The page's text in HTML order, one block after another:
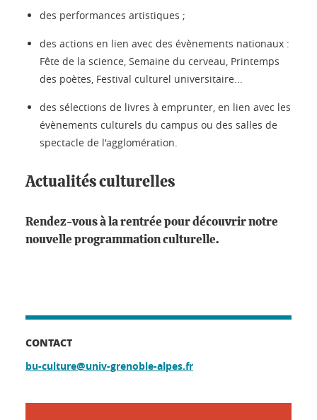
des performances artistiques ;
des actions en lien avec des évènements nationaux :
Fête de la science, Semaine du cerveau, Printemps
des poètes, Festival culturel universitaire...
des sélections de livres à emprunter, en lien avec les
évènements culturels du campus ou des salles de
spectacle de l'agglomération.
Actualités culturelles
Rendez-vous à la rentrée pour découvrir notre
nouvelle programmation culturelle.
CONTACT
bu-culture@univ-grenoble-alpes.fr